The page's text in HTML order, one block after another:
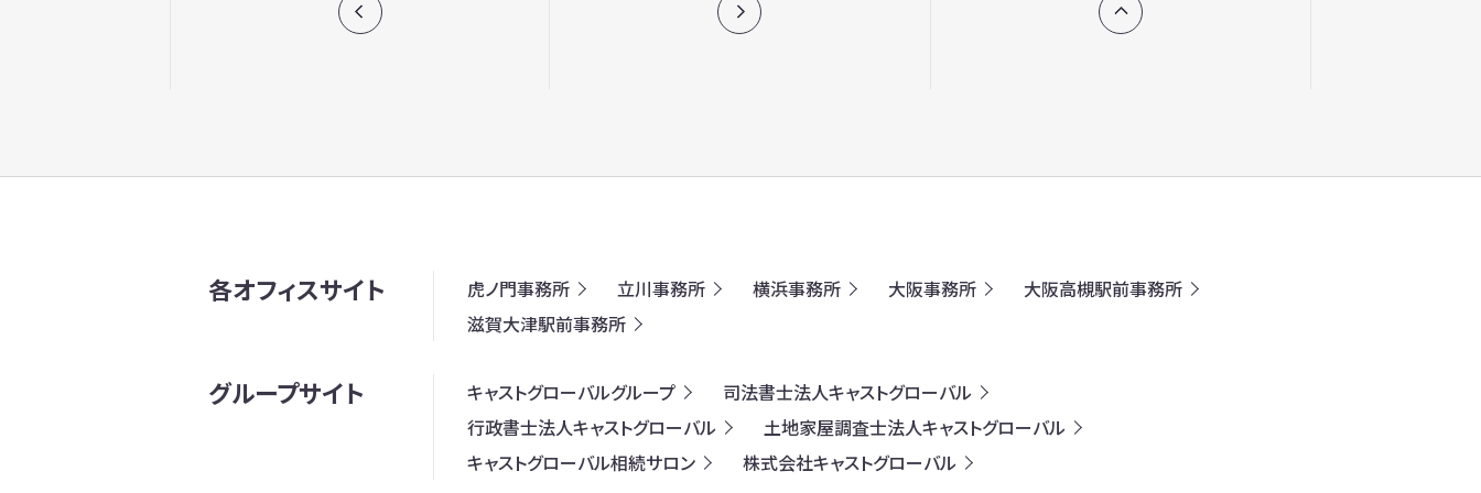
各オフィスサイト 虎ノ門事務所 立川事務所 横浜事務所 大阪事務所
大阪高槻駅前事務所
滋賀大津駅前事務所
グループサイト キャストグローバルグループ
司法書士法人キャストグローバル
行政書士法人キャストグローバル
土地家屋調査士法人キャストグローバル
キャストグローバル相続サロン
株式会社キャストグローバル